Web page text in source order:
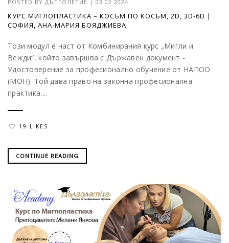
POSTED BY ДЪЛГОЛЕТИЕ 03 02 2024
КУРС МИГЛОПЛАСТИКА – КОСЪМ ПО КОСЪМ, 2D, 3D-6D |
СОФИЯ, АНА-МАРИЯ БОЯДЖИЕВА
Този модул е част от Комбинирания курс „Мигли и
Вежди“, който завършва с Държавен документ -
Удостоверение за професионално обучение от НАПОО
(МОН). Той дава право на законна професионална
практика....
19 LIKES
CONTINUE READING